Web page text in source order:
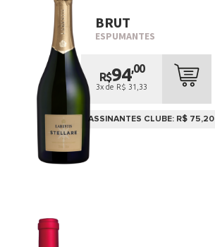
BRUT
ESPUMANTES
R$94,00
3x de R$ 31,33
ASSINANTES CLUBE: R$ 75,20